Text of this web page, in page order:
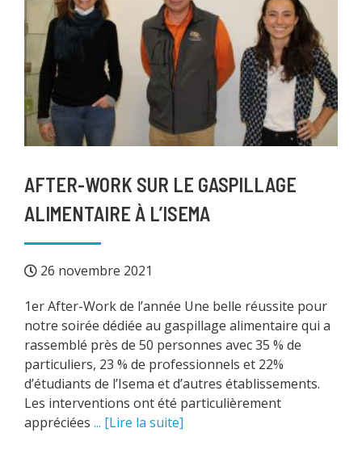
AFTER-WORK SUR LE GASPILLAGE
ALIMENTAIRE À L’ISEMA
26 novembre 2021
1er After-Work de l’année Une belle réussite pour
notre soirée dédiée au gaspillage alimentaire qui a
rassemblé près de 50 personnes avec 35 % de
particuliers, 23 % de professionnels et 22%
d’étudiants de l’Isema et d’autres établissements.
Les interventions ont été particulièrement
appréciées ... [Lire la suite]